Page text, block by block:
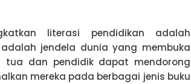
literasi pendidikan adalah
jendela dunia yang membuka
tua dan pendidik dapat mendorong
mereka pada berbagai jenis buku